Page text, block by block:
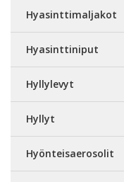
Hyasinttimaljakot
Hyasinttiniput
Hyllylevyt
Hyllyt
Hyönteisaerosolit